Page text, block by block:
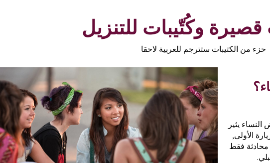
وكُتّيبات للتنزيل
حزء من الكتيبات ستترجم للعربية لاحقا
يثير
الأولى,
فقط